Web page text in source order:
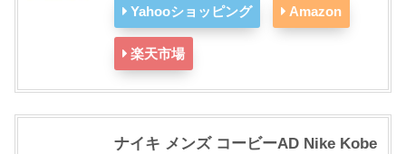
Yahooショッピング Amazon
楽天市場
ナイキ メンズ コービーAD Nike Kobe